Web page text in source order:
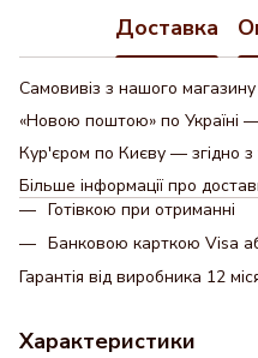
Доставка
Самовивіз з нашого
«Новою поштою» по Україні
Кур'єром по Києву — згідно
Більше інформації про
Готівкою при отриманні
Банковою карткою Visa
Гарантія від виробника 12
Характеристики